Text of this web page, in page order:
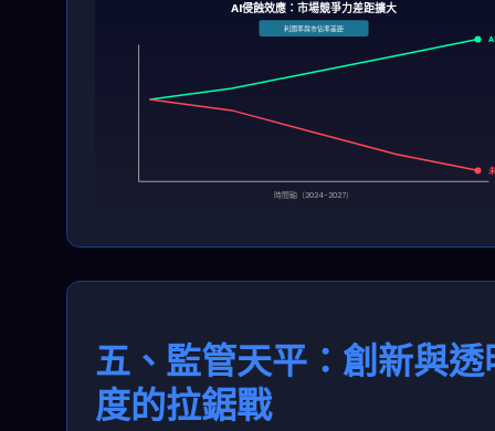
AI侵蝕效應：市場競爭力差距擴大
時間軸（2024-2027）
利潤率與市佔率差距
五、監管天平：創新與透
度的拉鋸戰